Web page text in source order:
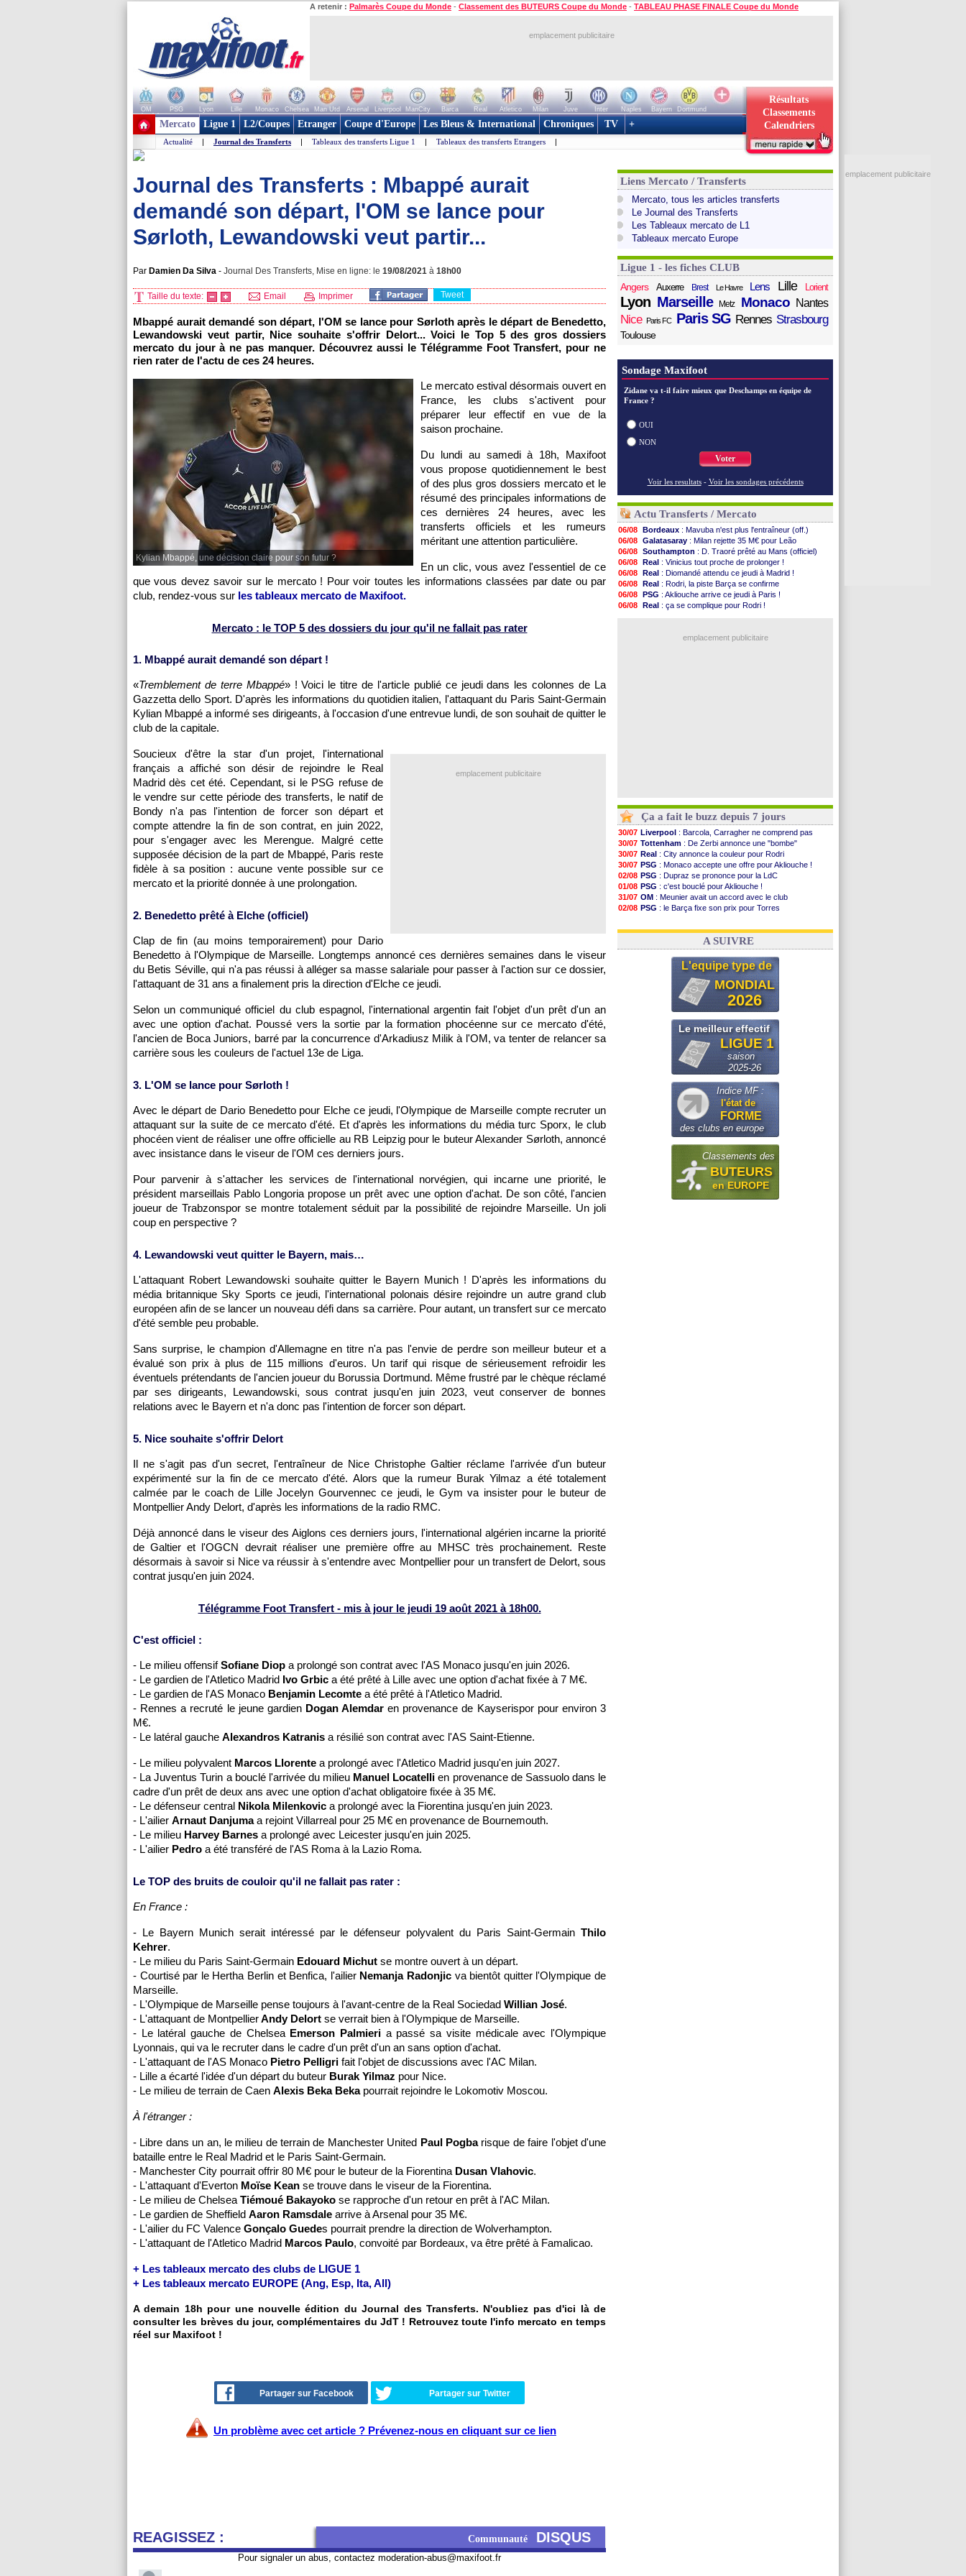
A retenir : Palmarès Coupe du Monde - Classement des BUTEURS Coupe du Monde - TABLEAU PHASE FINALE Coupe du Monde
emplacement publicitaire
OM PSG Lyon Lille Monaco Chelsea Man Utd Arsenal Liverpool ManCity Barca Real Atletico Milan Juve Inter Naples Bayern
Dortmund
+ de clubs
Résultats
Classements
Calendriers
Mercato Ligue 1 L2/Coupes Etranger Coupe d'Europe Les Bleus & International Chroniques TV +
Actualité | Journal des Transferts | Tableaux des transferts Ligue 1 | Tableaux des transferts Etrangers |
Journal des Transferts : Mbappé aurait
demandé son départ, l'OM se lance pour
Sørloth, Lewandowski veut partir...
Par Damien Da Silva - Journal Des Transferts, Mise en ligne: le 19/08/2021 à 18h00
Taille du texte: Email Imprimer Tweet
Mbappé aurait demandé son départ, l'OM se lance pour Sørloth après le départ de Benedetto,
Lewandowski veut partir, Nice souhaite s'offrir Delort... Voici le Top 5 des gros dossiers
mercato du jour à ne pas manquer. Découvrez aussi le Télégramme Foot Transfert, pour ne
rien rater de l'actu de ces 24 heures.
Kylian Mbappé, une décision claire pour son futur ?
Le mercato estival désormais ouvert en
France, les clubs s'activent pour
préparer leur effectif en vue de la
saison prochaine.
Du lundi au samedi à 18h, Maxifoot
vous propose quotidiennement le best
of des plus gros dossiers mercato et le
résumé des principales informations de
ces dernières 24 heures, avec les
transferts officiels et les rumeurs
méritant une attention particulière.
En un clic, vous avez l'essentiel de ce
que vous devez savoir sur le mercato ! Pour voir toutes les informations classées par date ou par
club, rendez-vous sur les tableaux mercato de Maxifoot.
Mercato : le TOP 5 des dossiers du jour qu'il ne fallait pas rater
1. Mbappé aurait demandé son départ !
«Tremblement de terre Mbappé» ! Voici le titre de l'article publié ce jeudi dans les colonnes de La
Gazzetta dello Sport. D'après les informations du quotidien italien, l'attaquant du Paris Saint-Germain
Kylian Mbappé a informé ses dirigeants, à l'occasion d'une entrevue lundi, de son souhait de quitter le
club de la capitale.
emplacement publicitaire
Soucieux d'être la star d'un projet, l'international
français a affiché son désir de rejoindre le Real
Madrid dès cet été. Cependant, si le PSG refuse de
le vendre sur cette période des transferts, le natif de
Bondy n'a pas l'intention de forcer son départ et
compte attendre la fin de son contrat, en juin 2022,
pour s'engager avec les Merengue. Malgré cette
supposée décision de la part de Mbappé, Paris reste
fidèle à sa position : aucune vente possible sur ce
mercato et la priorité donnée à une prolongation.
2. Benedetto prêté à Elche (officiel)
Clap de fin (au moins temporairement) pour Dario
Benedetto à l'Olympique de Marseille. Longtemps annoncé ces dernières semaines dans le viseur
du Betis Séville, qui n'a pas réussi à alléger sa masse salariale pour passer à l'action sur ce dossier,
l'attaquant de 31 ans a finalement pris la direction d'Elche ce jeudi.
Selon un communiqué officiel du club espagnol, l'international argentin fait l'objet d'un prêt d'un an
avec une option d'achat. Poussé vers la sortie par la formation phocéenne sur ce mercato d'été,
l'ancien de Boca Juniors, barré par la concurrence d'Arkadiusz Milik à l'OM, va tenter de relancer sa
carrière sous les couleurs de l'actuel 13e de Liga.
3. L'OM se lance pour Sørloth !
Avec le départ de Dario Benedetto pour Elche ce jeudi, l'Olympique de Marseille compte recruter un
attaquant sur la suite de ce mercato d'été. Et d'après les informations du média turc Sporx, le club
phocéen vient de réaliser une offre officielle au RB Leipzig pour le buteur Alexander Sørloth, annoncé
avec insistance dans le viseur de l'OM ces derniers jours.
Pour parvenir à s'attacher les services de l'international norvégien, qui incarne une priorité, le
président marseillais Pablo Longoria propose un prêt avec une option d'achat. De son côté, l'ancien
joueur de Trabzonspor se montre totalement séduit par la possibilité de rejoindre Marseille. Un joli
coup en perspective ?
4. Lewandowski veut quitter le Bayern, mais…
L'attaquant Robert Lewandowski souhaite quitter le Bayern Munich ! D'après les informations du
média britannique Sky Sports ce jeudi, l'international polonais désire rejoindre un autre grand club
européen afin de se lancer un nouveau défi dans sa carrière. Pour autant, un transfert sur ce mercato
d'été semble peu probable.
Sans surprise, le champion d'Allemagne en titre n'a pas l'envie de perdre son meilleur buteur et a
évalué son prix à plus de 115 millions d'euros. Un tarif qui risque de sérieusement refroidir les
éventuels prétendants de l'ancien joueur du Borussia Dortmund. Même frustré par le chèque réclamé
par ses dirigeants, Lewandowski, sous contrat jusqu'en juin 2023, veut conserver de bonnes
relations avec le Bayern et n'a donc pas l'intention de forcer son départ.
5. Nice souhaite s'offrir Delort
Il ne s'agit pas d'un secret, l'entraîneur de Nice Christophe Galtier réclame l'arrivée d'un buteur
expérimenté sur la fin de ce mercato d'été. Alors que la rumeur Burak Yilmaz a été totalement
calmée par le coach de Lille Jocelyn Gourvennec ce jeudi, le Gym va insister pour le buteur de
Montpellier Andy Delort, d'après les informations de la radio RMC.
Déjà annoncé dans le viseur des Aiglons ces derniers jours, l'international algérien incarne la priorité
de Galtier et l'OGCN devrait réaliser une première offre au MHSC très prochainement. Reste
désormais à savoir si Nice va réussir à s'entendre avec Montpellier pour un transfert de Delort, sous
contrat jusqu'en juin 2024.
Télégramme Foot Transfert - mis à jour le jeudi 19 août 2021 à 18h00.
C'est officiel :
- Le milieu offensifSofiane Diop a prolongé son contrat avec l'AS Monaco jusqu'en juin 2026.
- Le gardien de l'Atletico Madrid Ivo Grbic a été prêté à Lille avec une option d'achat fixée à 7 M€.
- Le gardien de l'AS Monaco Benjamin Lecomte a été prêté à l'Atletico Madrid.
- Rennes a recruté le jeune gardien Dogan Alemdar en provenance de Kayserispor pour environ 3
M€.
- Le latéral gauche Alexandros Katranis a résilié son contrat avec l'AS Saint-Etienne.
- Le milieu polyvalent Marcos Llorente a prolongé avec l'Atletico Madrid jusqu'en juin 2027.
- La Juventus Turin a bouclé l'arrivée du milieu Manuel Locatelli en provenance de Sassuolo dans le
cadre d'un prêt de deux ans avec une option d'achat obligatoire fixée à 35 M€.
- Le défenseur central Nikola Milenkovic a prolongé avec la Fiorentina jusqu'en juin 2023.
- L'ailier Arnaut Danjumaa rejoint Villarreal pour 25 M€ en provenance de Bournemouth.
- Le milieu Harvey Barnes a prolongé avec Leicester jusqu'en juin 2025.
- L'ailier Pedro a été transféré de l'AS Roma à la Lazio Roma.
Le TOP des bruits de couloir qu'il ne fallait pas rater :
En France :
- Le Bayern Munich serait intéressé par le défenseur polyvalent du Paris Saint-Germain Thilo
Kehrer.
- Le milieu du Paris Saint-Germain Edouard Michut se montre ouvert à un départ.
- Courtisé par le Hertha Berlin et Benfica, l'ailierNemanja Radonjic va bientôt quitter l'Olympique de
Marseille.
- L'Olympique de Marseille pense toujours à l'avant-centre de la Real Sociedad Willian José.
- L'attaquant de MontpellierAndy Delort se verrait bien à l'Olympique de Marseille.
- Le latéral gauche de Chelsea Emerson Palmieri a passé sa visite médicale avec l'Olympique
Lyonnais, qui va le recruter dans le cadre d'un prêt d'un an sans option d'achat.
- L'attaquant de l'AS Monaco Pietro Pelligri fait l'objet de discussions avec l'AC Milan.
- Lille a écarté l'idée d'un départ du buteur Burak Yilmaz pour Nice.
- Le milieu de terrain de Caen Alexis Beka Bekapourrait rejoindre le Lokomotiv Moscou.
À l'étranger :
- Libre dans un an, le milieu de terrain de Manchester United Paul Pogbarisque de faire l'objet d'une
bataille entre le Real Madrid et le Paris Saint-Germain.
- Manchester City pourrait offrir 80 M€ pour le buteur de la Fiorentina Dusan Vlahovic.
- L'attaquant d'Everton Moïse Kean se trouve dans le viseur de la Fiorentina.
- Le milieu de Chelsea Tiémoué Bakayoko se rapproche d'un retour en prêt à l'AC Milan.
- Le gardien de Sheffield Aaron Ramsdale arrive à Arsenal pour 35 M€.
- L'ailier du FC Valence Gonçalo Guedes pourrait prendre la direction de Wolverhampton.
- L'attaquant de l'Atletico Madrid Marcos Paulo, convoité par Bordeaux, va être prêté à Famalicao.
+ Les tableaux mercato des clubs de LIGUE 1
+ Les tableaux mercato EUROPE (Ang, Esp, Ita, All)
A demain 18h pour une nouvelle édition du Journal des Transferts. N'oubliez pas d'ici là de
consulter les brèves du jour, complémentaires du JdT ! Retrouvez toute l'info mercato en temps
réel sur Maxifoot !
Partager sur Facebook Partager sur Twitter
Un problème avec cet article ? Prévenez-nous en cliquant sur ce lien
REAGISSEZ : Communauté DISQUS
Pour signaler un abus, contactez moderation-abus@maxifoot.fr
Liens Mercato / Transferts
Mercato, tous les articles transferts
Le Journal des Transferts
Les Tableaux mercato de L1
Tableaux mercato Europe
Ligue 1 - les fiches CLUB
Angers
Auxerre Brest Le Havre Lens Lille Lorient
Lyon Marseille Metz Monaco Nantes
Nice Paris FC Paris SG Rennes Strasbourg
Toulouse
Sondage Maxifoot
Zidane va t-il faire mieux que Deschamps en équipe de
France ?
OUI
NON
Voter
Voir les resultats - Voir les sondages précédents
Actu Transferts / Mercato
06/08 Bordeaux : Mavuba n'est plus l'entraîneur (off.)
06/08 Galatasaray : Milan rejette 35 M€ pour Leão
06/08 Southampton : D. Traoré prêté au Mans (officiel)
06/08 Real : Vinicius tout proche de prolonger !
06/08 Real : Diomandé attendu ce jeudi à Madrid !
06/08 Real : Rodri, la piste Barça se confirme
06/08 PSG : Akliouche arrive ce jeudi à Paris !
06/08 Real : ça se complique pour Rodri !
: réponse imminente de Vinicius
emplacement publicitaire
Ça a fait le buzz depuis 7 jours
30/07 Liverpool : Barcola, Carragher ne comprend pas
30/07 Tottenham : De Zerbi annonce une "bombe"
30/07 Real : City annonce la couleur pour Rodri
30/07 PSG : Monaco accepte une offre pour Akliouche !
02/08 PSG : Dupraz se prononce pour la LdC
01/08 PSG : c'est bouclé pour Akliouche !
31/07 OM : Meunier avait un accord avec le club
02/08 PSG : le Barça fixe son prix pour Torres
03/08 FIFA: Infantino sollicite Trump
A SUIVRE
L'equipe type de
MONDIAL
2026
Le meilleur effectif
LIGUE 1
saison
2025-26
Indice MF :
l'état de
FORME
des clubs en europe
Classements des
BUTEURS
en EUROPE
emplacement publicitaire